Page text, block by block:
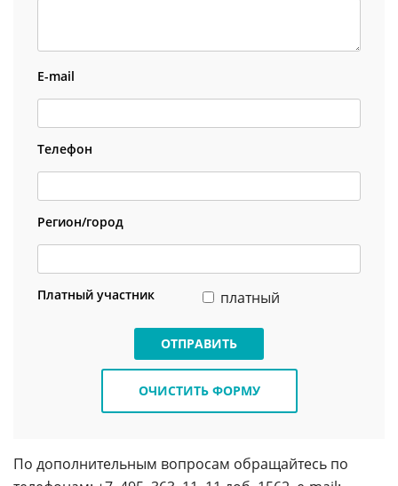
E-mail
Телефон
Регион/город
Платный участник платный
ОТПРАВИТЬ
ОЧИСТИТЬ ФОРМУ
По дополнительным вопросам обращайтесь по